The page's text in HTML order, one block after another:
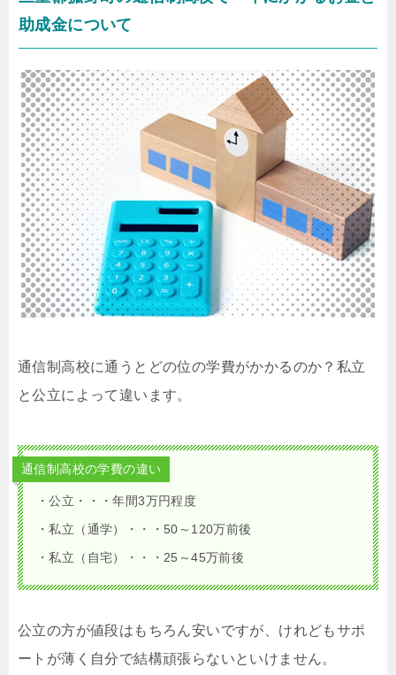
助成金について
通信制高校に通うとどの位の学費がかかるのか？私立
と公立によって違います。
通信制高校の学費の違い
・公立・・・年間3万円程度
・私立（通学）・・・50～120万前後
・私立（自宅）・・・25～45万前後
公立の方が値段はもちろん安いですが、けれどもサポ
ートが薄く自分で結構頑張らないといけません。